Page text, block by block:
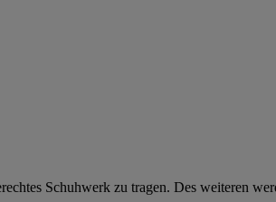
Schuhwerk zu tragen. Des weiteren